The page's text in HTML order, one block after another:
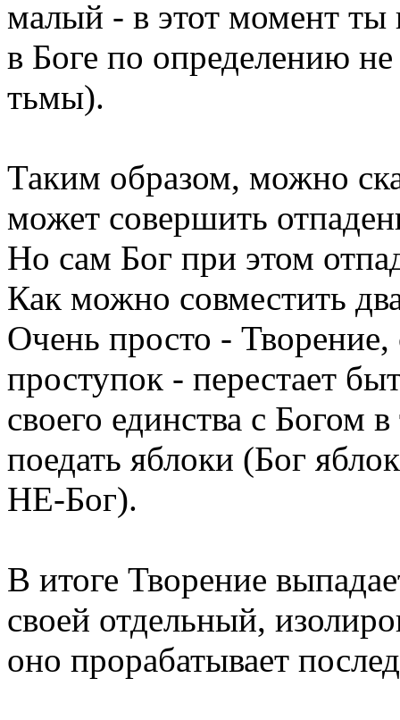
малый - в этот момент ты
в Боге по определению
тьмы).
Таким образом, можно
может совершить
Но сам Бог при этом
Как можно совместить
Очень просто -
проступок - перестает
своего единства с Богом
поедать яблоки (Бог
НЕ-Бог).
В итоге Творение
своей отдельный,
оно прорабатывает